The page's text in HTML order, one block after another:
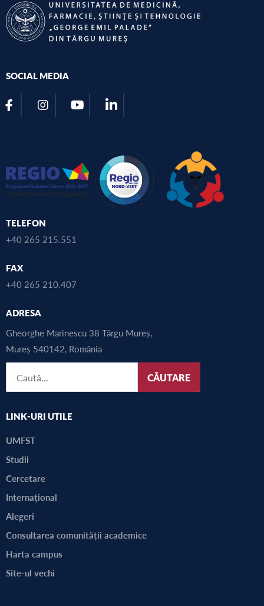
SOCIAL MEDIA
TELEFON
+40 265 215.551
FAX
+40 265 210.407
ADRESA
Gheorghe Marinescu 38 Târgu Mureș,
Mureș 540142, România
CĂUTARE
LINK-URI UTILE
UMFST
Studii
Cercetare
Internațional
Alegeri
Consultarea comunității academice
Harta campus
Site-ul vechi